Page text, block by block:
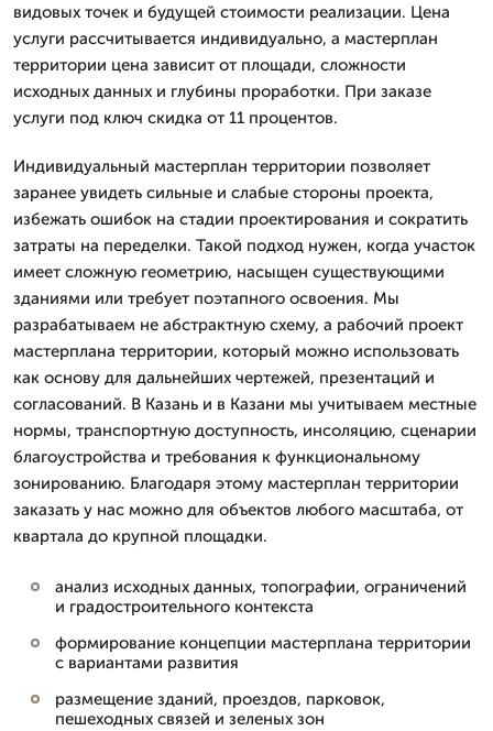
видовых точек и будущей стоимости реализации. Цена
услуги рассчитывается индивидуально, а мастерплан
территории цена зависит от площади, сложности
исходных данных и глубины проработки. При заказе
услуги под ключ скидка от 11 процентов.
Индивидуальный мастерплан территории позволяет
заранее увидеть сильные и слабые стороны проекта,
избежать ошибок на стадии проектирования и сократить
затраты на переделки. Такой подход нужен, когда участок
имеет сложную геометрию, насыщен существующими
зданиями или требует поэтапного освоения. Мы
разрабатываем не абстрактную схему, а рабочий проект
мастерплана территории, который можно использовать
как основу для дальнейших чертежей, презентаций и
согласований. В Казань и в Казани мы учитываем местные
нормы, транспортную доступность, инсоляцию, сценарии
благоустройства и требования к функциональному
зонированию. Благодаря этому мастерплан территории
заказать у нас можно для объектов любого масштаба, от
квартала до крупной площадки.
анализ исходных данных, топографии, ограничений
и градостроительного контекста
формирование концепции мастерплана территории
с вариантами развития
размещение зданий, проездов, парковок,
пешеходных связей и зеленых зон